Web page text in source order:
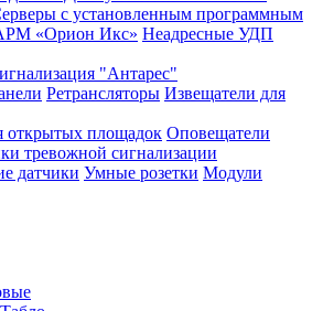
с установленным программным
«Орион Икс» Неадресные УДП
"Антарес"
Ретрансляторы Извещатели для
открытых площадок Оповещатели
тревожной сигнализации
датчики Умные розетки Модули